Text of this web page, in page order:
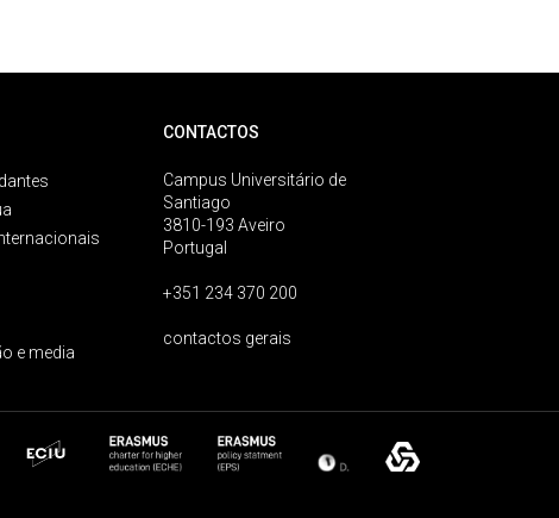
e media
CONTACTOS
Campus Universitário de
Santiago
3810-193 Aveiro
Portugal
+351 234 370 200
contactos gerais